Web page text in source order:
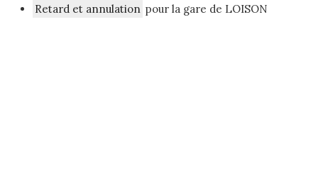
Retard et annulation pour la gare de LOISON